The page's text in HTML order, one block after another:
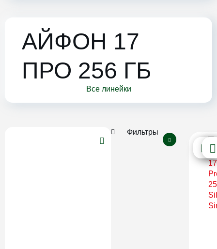
АЙФОН 17
ПРО 256 ГБ
Все линейки
Фильтры